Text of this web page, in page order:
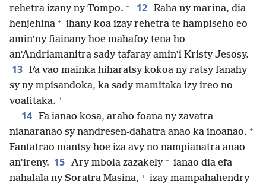
rehetra izany ny Tompo. + 12 Raha ny marina, dia
henjehina + ihany koa izay rehetra te hampiseho eo
amin’ny fiainany hoe mahafoy tena ho
an’Andriamanitra sady tafaray amin’i Kristy Jesosy.
13 Fa vao mainka hiharatsy kokoa ny ratsy fanahy
sy ny mpisandoka, ka sady mamitaka izy ireo no
voafitaka. +
14 Fa ianao kosa, araho foana ny zavatra
nianaranao sy nandresen-dahatra anao ka inoanao. +
Fantatrao mantsy hoe iza avy no nampianatra anao
an’ireny. 15 Ary mbola zazakely + ianao dia efa
nahalala ny Soratra Masina, + izay mampahahendry